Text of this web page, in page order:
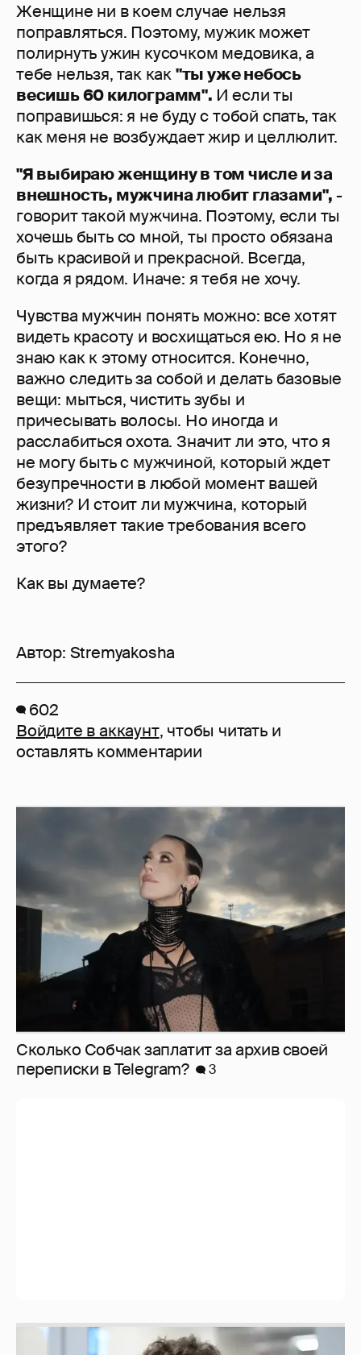
Женщине ни в коем случае нельзя
поправляться. Поэтому, мужик может
полирнуть ужин кусочком медовика, а
тебе нельзя, так как"ты уже небось
весишь 60 килограмм". И если ты
поправишься: я не буду с тобой спать, так
как меня не возбуждает жир и целлюлит.
"Я выбираю женщину в том числе и за
внешность, мужчина любит глазами",-
говорит такой мужчина. Поэтому, если ты
хочешь быть со мной, ты просто обязана
быть красивой и прекрасной. Всегда,
когда я рядом. Иначе: я тебя не хочу.
Чувства мужчин понять можно: все хотят
видеть красоту и восхищаться ею. Но я не
знаю как к этому относится. Конечно,
важно следить за собой и делать базовые
вещи: мыться, чистить зубы и
причесывать волосы. Но иногда и
расслабиться охота. Значит ли это, что я
не могу быть с мужчиной, который ждет
безупречности в любой момент вашей
жизни? И стоит ли мужчина, который
предъявляет такие требования всего
этого?
Как вы думаете?
Автор: Stremyakosha
602
Войдите в аккаунт, чтобы читать и
оставлять комментарии
Сколько Собчак заплатит за архив своей
перeписки в Telegram?
3